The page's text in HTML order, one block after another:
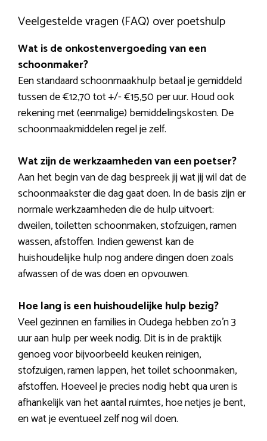
Veelgestelde vragen (FAQ) over poetshulp
Wat is de onkostenvergoeding van een
schoonmaker?
Een standaard schoonmaakhulp betaal je gemiddeld
tussen de €12,70 tot +/- €15,50 per uur. Houd ook
rekening met (eenmalige) bemiddelingskosten. De
schoonmaakmiddelen regel je zelf.
Wat zijn de werkzaamheden van een poetser?
Aan het begin van de dag bespreek jij wat jij wil dat de
schoonmaakster die dag gaat doen. In de basis zijn er
normale werkzaamheden die de hulp uitvoert:
dweilen, toiletten schoonmaken, stofzuigen, ramen
wassen, afstoffen. Indien gewenst kan de
huishoudelijke hulp nog andere dingen doen zoals
afwassen of de was doen en opvouwen.
Hoe lang is een huishoudelijke hulp bezig?
Veel gezinnen en families in Oudega hebben zo’n 3
uur aan hulp per week nodig. Dit is in de praktijk
genoeg voor bijvoorbeeld keuken reinigen,
stofzuigen, ramen lappen, het toilet schoonmaken,
afstoffen. Hoeveel je precies nodig hebt qua uren is
afhankelijk van het aantal ruimtes, hoe netjes je bent,
en wat je eventueel zelf nog wil doen.